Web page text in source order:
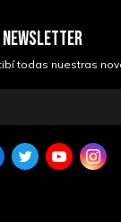
NEWSLETTER
todas nuestras
  